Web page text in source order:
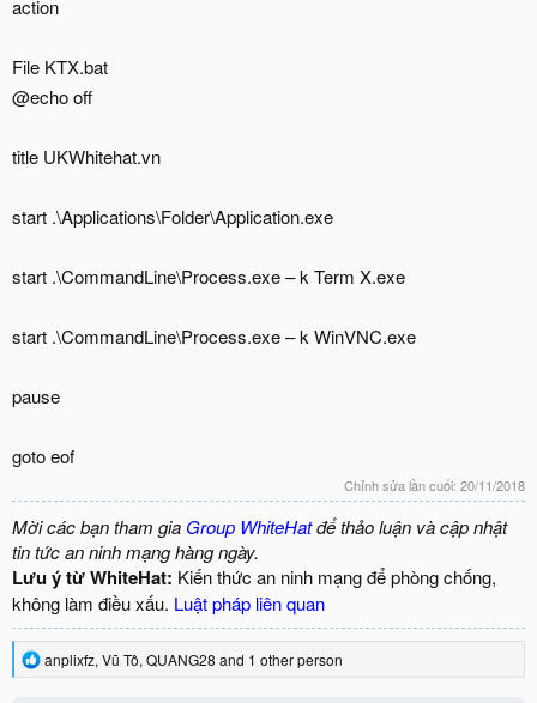
action
File KTX.bat
@echo off
title UKWhitehat.vn
start .\Applications\Folder\Application.exe
start .\CommandLine\Process.exe – k Term X.exe
start .\CommandLine\Process.exe – k WinVNC.exe
pause
goto eof
Chỉnh sửa lần cuối: 20/11/2018
Mời các bạn tham gia Group WhiteHatđể thảo luận và cập nhật
tin tức an ninh mạng hàng ngày.
Lưu ý từ WhiteHat: Kiến thức an ninh mạng để phòng chống,
không làm điều xấu. Luật pháp liên quan
R
e
anplixfz, Vũ Tô, QUANG28 and 1 other person